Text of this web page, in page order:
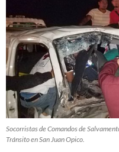
Socorristas de Comandos de
Tránsito en San Juan Opico.